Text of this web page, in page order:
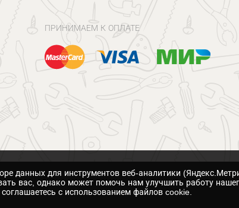
ПРИНИМАЕМ К ОПЛАТЕ
данных для инструментов веб-аналитики
вас, однако может помочь нам улучшить работу
с использованием файлов cookie.